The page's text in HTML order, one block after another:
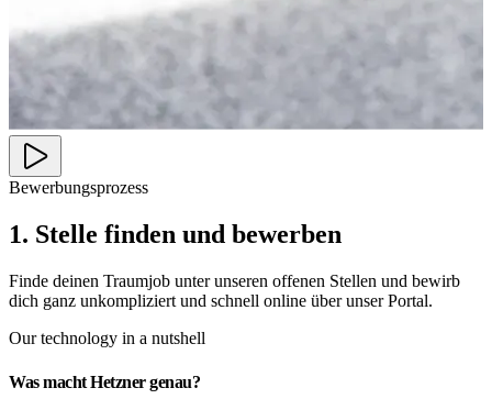
Bewerbungsprozess
1. Stelle finden und bewerben
Finde deinen Traumjob unter unseren offenen Stellen und bewirb
dich ganz unkompliziert und schnell online über unser Portal.
Our technology in a nutshell
Was macht Hetzner genau?